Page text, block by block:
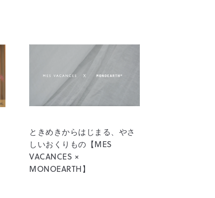
ときめきからはじまる、やさ
しいおくりもの【MES
VACANCES ×
MONOEARTH】